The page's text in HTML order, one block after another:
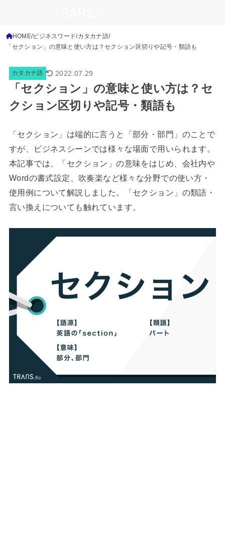
HOME ビジネスワード カタカナ語
「セクション」の意味と使い方は？セクション区切りや記号・類語も
カタカナ語 2022.07.29
「セクション」の意味と使い方は？セ
クション区切りや記号・類語も
「セクション」は端的に言うと「部分・部門」のことで
すが、ビジネスシーンでは様々な場面で用いられます。
本記事では、「セクション」の意味をはじめ、会社内や
Wordの書式設定、吹奏楽など様々な分野での使い方・
使用例について解説しました。「セクション」の類語・
言い換えについても触れています。